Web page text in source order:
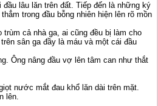
lâu lăn trên đất. Tiếp đến là những ký
trong đầu bỗng nhiên hiện lên rõ mồn
trùm cả nhà ga, ai cũng đều bị làm cho
sân ga đầy là máu và một cái đầu
Ông nâng đầu vợ lên tâm can như thắt
nước mắt đau khổ lăn dài trên mặt.
lên.